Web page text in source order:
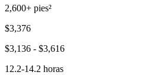
2,600+ pies²
$3,376
$3,136 - $3,616
12.2-14.2 horas